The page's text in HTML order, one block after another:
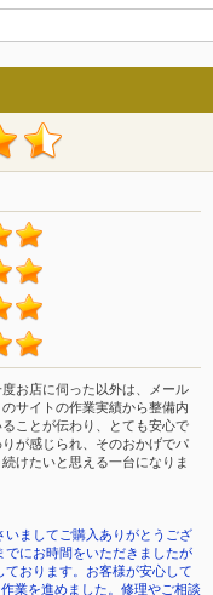
お店に伺った以外は、メール
サイトの作業実績から整備内
ことが伝わり、とても安心で
が感じられ、そのおかげでパ
けたいと思える一台になりま
いましてご購入ありがとうござ
でにお時間をいただきましたが
おります。お客様が安心して
業を進めました。修理やご相談